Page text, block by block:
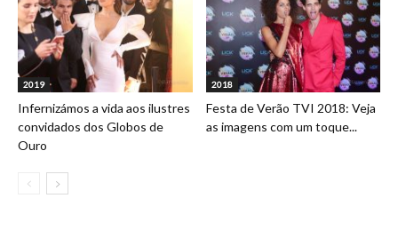
2019
Infernizámos a vida aos ilustres
convidados dos Globos de
Ouro
2018
Festa de Verão TVI 2018: Veja
as imagens com um toque...